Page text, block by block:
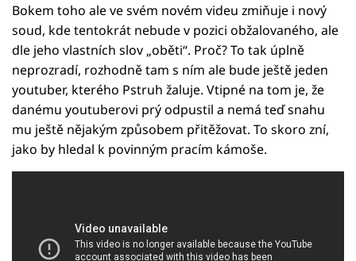
Bokem toho ale ve svém novém videu zmiňuje i nový
soud, kde tentokrát nebude v pozici obžalovaného, ale
dle jeho vlastních slov „oběti“. Proč? To tak úplně
neprozradí, rozhodně tam s ním ale bude ještě jeden
youtuber, kterého Pstruh žaluje. Vtipné na tom je, že
danému youtuberovi prý odpustil a nemá teď snahu
mu ještě nějakým způsobem přitěžovat. To skoro zní,
jako by hledal k povinným pracím kámoše.